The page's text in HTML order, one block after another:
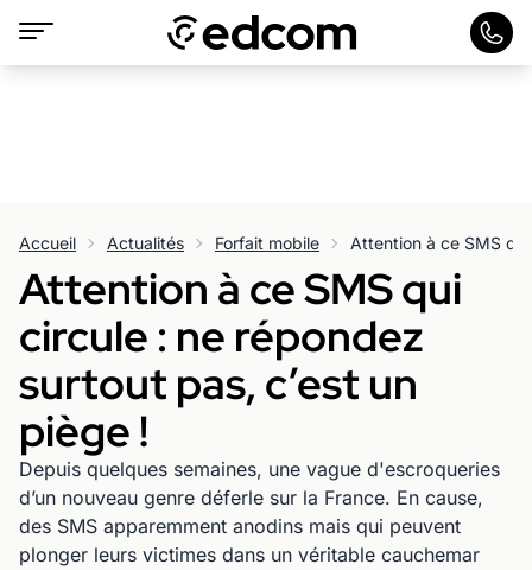
Accueil Actualités Forfait mobile
Attention à ce SMS qui
circule : ne répondez
surtout pas, c’est un
piège !
Depuis quelques semaines, une vague d'escroqueries
d’un nouveau genre déferle sur la France. En cause,
des SMS apparemment anodins mais qui peuvent
plonger leurs victimes dans un véritable cauchemar